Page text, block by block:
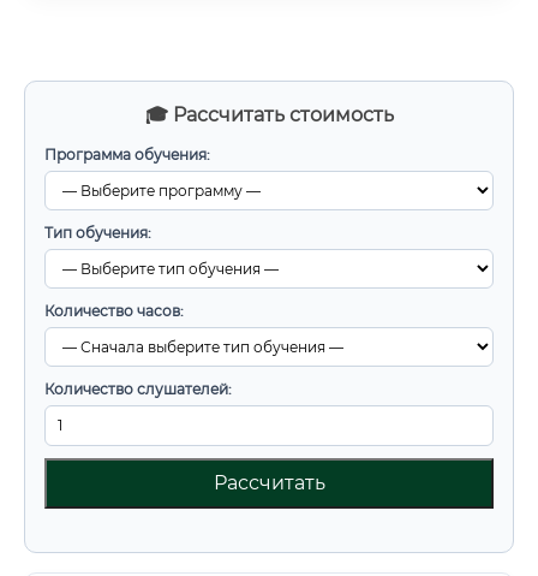
🎓 Рассчитать стоимость
Программа обучения:
Тип обучения:
Количество часов:
Количество слушателей:
Рассчитать